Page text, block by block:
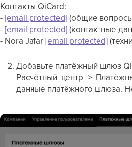
Контакты QiCard:
-[email protected](общие
-[email protected](контактные
- Nora Jafar[email protected]
Добавьте платёжный шлюз
Расчётный центр >
данные платёжного шлюза.